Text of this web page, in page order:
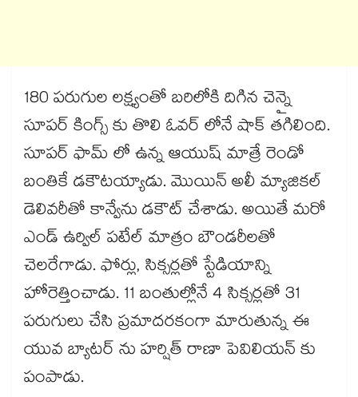
180 పరుగుల లక్ష్యంతో బరిలోకి దిగిన చెన్నై
సూపర్ కింగ్స్ కు తొలి ఓవర్ లోనే షాక్ తగిలింది.
సూపర్ ఫామ్ లో ఉన్న ఆయుష్ మాత్రే రెండో
బంతికే డకౌటయ్యాడు. మొయిన్ అలీ మ్యాజికల్
డెలివరీతో కాన్వేను డకౌట్ చేశాడు. అయితే మరో
ఎండ్ ఉర్విల్ పటేల్ మాత్రం బౌండరీలతో
చెలరేగాడు. ఫోర్లు, సిక్సర్లతో స్టేడియాన్ని
హోరెత్తించాడు. 11 బంతుల్లోనే 4 సిక్సర్లతో 31
పరుగులు చేసి ప్రమాదరకంగా మారుతున్న ఈ
యువ బ్యాటర్ ను హర్షిత్ రాణా పెవిలియన్ కు
పంపాడు.